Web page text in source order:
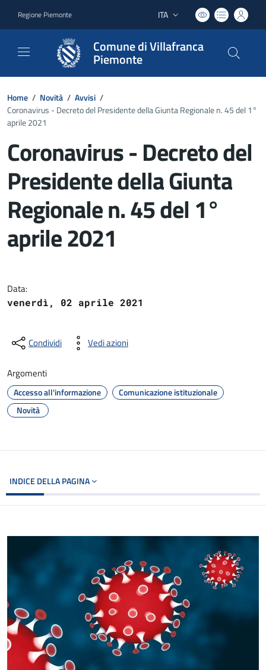
Regione Piemonte Lingua attiva:
ITA
Comune di Villafranca
Piemonte
Home / Novità / Avvisi /
Coronavirus - Decreto del Presidente della Giunta Regionale n. 45 del 1°
aprile 2021
Coronavirus - Decreto del
Presidente della Giunta
Regionale n. 45 del 1°
aprile 2021
Data:
venerdì, 02 aprile 2021
Condividi Vedi azioni
Argomenti
Accesso all'informazione
Comunicazione istituzionale
Novità
INDICE DELLA PAGINA